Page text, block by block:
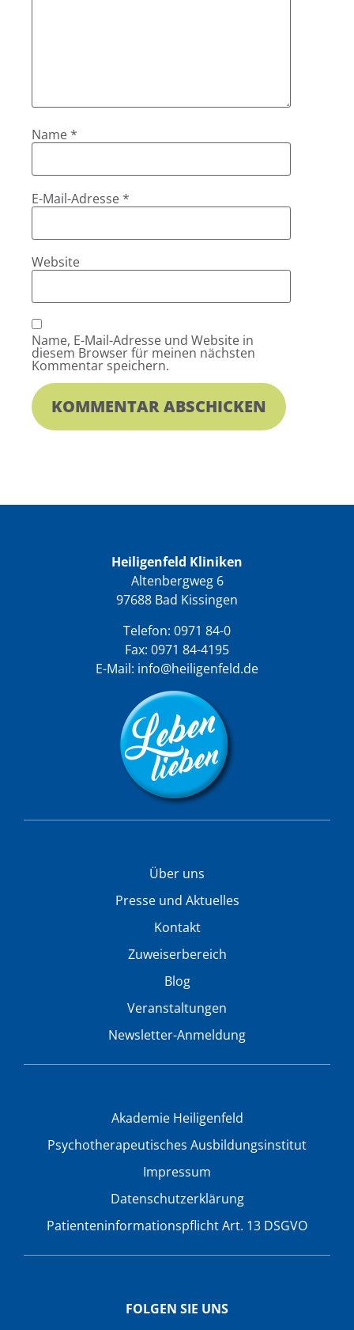
Name *
E-Mail-Adresse *
Website
Name, E-Mail-Adresse und Website in
diesem Browser für meinen nächsten
Kommentar speichern.
Heiligenfeld Kliniken
Altenbergweg 6
97688 Bad Kissingen
Telefon: 0971 84-0
Fax: 0971 84-4195
E-Mail: info@heiligenfeld.de
Über uns
Presse und Aktuelles
Kontakt
Zuweiserbereich
Blog
Veranstaltungen
Newsletter-Anmeldung
Akademie Heiligenfeld
Psychotherapeutisches Ausbildungsinstitut
Impressum
Datenschutzerklärung
Patienteninformationspflicht Art. 13 DSGVO
FOLGEN SIE UNS